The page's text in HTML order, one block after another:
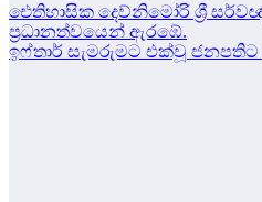
Post
navigation
ඓතිහාසික දෙව්නිමෝරි ශ්‍රී
ප්‍රධානත්වයෙන් ඇරඹේ.
ඉෆ්තාර් සැමරුමට එක්වූ ජනපතිට